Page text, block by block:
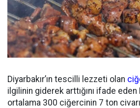
Diyarbakır’ın tescilli lezzeti olan
ilgilinin giderek arttığını ifade eden
ortalama 300 ciğercinin 7 ton